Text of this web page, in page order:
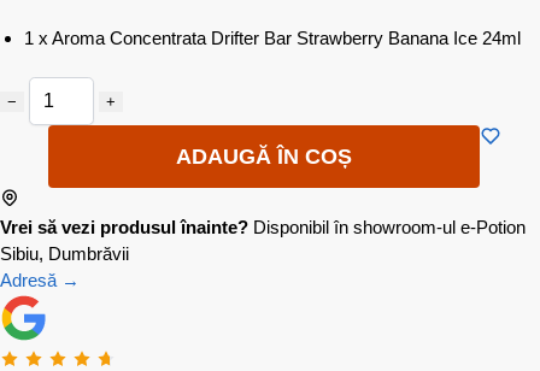
1 x Aroma Concentrata Drifter Bar Strawberry Banana Ice 24ml
− +
ADAUGĂ ÎN COȘ
Vrei să vezi produsul înainte? Disponibil în showroom-ul e-Potion
Sibiu, Dumbrăvii
Adresă →